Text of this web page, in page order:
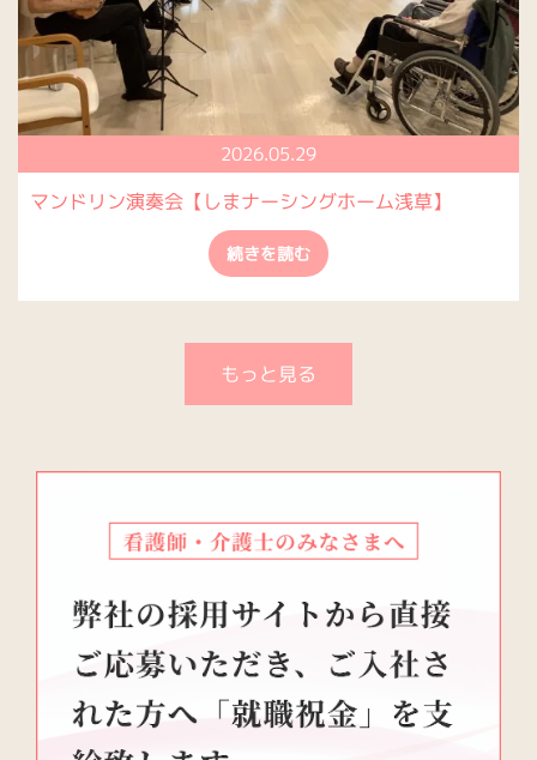
2026.05.29
マンドリン演奏会【しまナーシングホーム浅草】
続きを読む
もっと見る